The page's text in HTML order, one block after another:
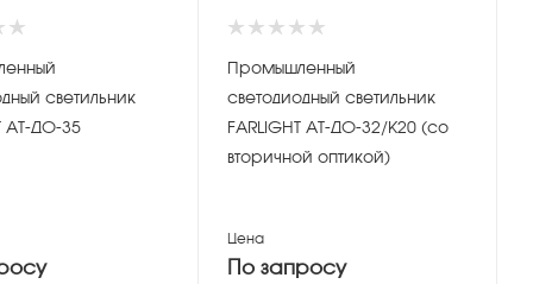
светильник
АТ-ДО-35
Промышленный
светодиодный светильник
FARLIGHT АТ-ДО-32/К20 (со
вторичной оптикой)
Цена
По запросу